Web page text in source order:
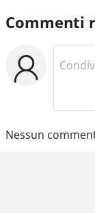
Commenti
Nessun